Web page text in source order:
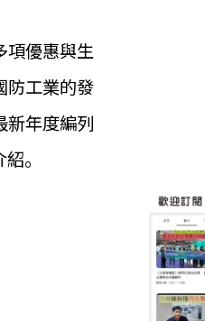
項優惠與生
防工業的發
新年度編列
。